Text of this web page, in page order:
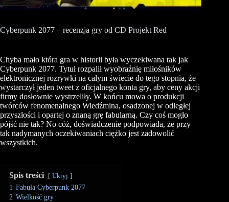
Cyberpunk 2077 – recenzja gry od CD Projekt Red
Chyba mało która gra w historii była wyczekiwana tak jak
Cyberpunk 2077. Tytuł rozpalił wyobraźnię miłośników
elektronicznej rozrywki na całym świecie do tego stopnia, że
wystarczył jeden tweet z oficjalnego konta gry, aby ceny akcji
firmy dosłownie wystrzeliły. W końcu mowa o produkcji
twórców fenomenalnego Wiedźmina, osadzonej w odległej
przyszłości i opartej o znaną grę fabularną. Czy coś mogło
pójść nie tak? No cóż, doświadczenie podpowiada, że przy
tak nadymanych oczekiwaniach ciężko jest zadowolić
wszystkich.
Spis treści Ukryj
1 Fabuła Cyberpunk 2077
2 Wielkość gry